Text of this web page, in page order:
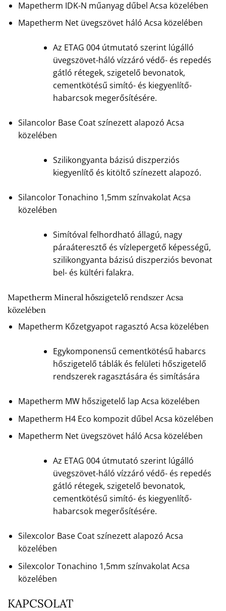
Mapetherm IDK-N műanyag dűbel Acsa közelében
Mapetherm Net üvegszövet háló Acsa közelében
Az ETAG 004 útmutató szerint lúgálló
üvegszövet-háló vízzáró védő- és repedés
gátló rétegek, szigetelő bevonatok,
cementkötésű simító- és kiegyenlítő-
habarcsok megerősítésére.
Silancolor Base Coat színezett alapozó Acsa
közelében
Szilikongyanta bázisú diszperziós
kiegyenlítő és kitöltő színezett alapozó.
Silancolor Tonachino 1,5mm színvakolat Acsa
közelében
Simítóval felhordható állagú, nagy
páraáteresztő és vízlepergető képességű,
szilikongyanta bázisú diszperziós bevonat
bel- és kültéri falakra.
Mapetherm Mineral hőszigetelő rendszer Acsa
közelében
Mapetherm Kőzetgyapot ragasztó Acsa közelében
Egykomponensű cementkötésű habarcs
hőszigetelő táblák és felületi hőszigetelő
rendszerek ragasztására és simítására
Mapetherm MW hőszigetelő lap Acsa közelében
Mapetherm H4 Eco kompozit dűbel Acsa közelében
Mapetherm Net üvegszövet háló Acsa közelében
Az ETAG 004 útmutató szerint lúgálló
üvegszövet-háló vízzáró védő- és repedés
gátló rétegek, szigetelő bevonatok,
cementkötésű simító- és kiegyenlítő-
habarcsok megerősítésére.
Silexcolor Base Coat színezett alapozó Acsa
közelében
Silexcolor Tonachino 1,5mm színvakolat Acsa
közelében
KAPCSOLAT